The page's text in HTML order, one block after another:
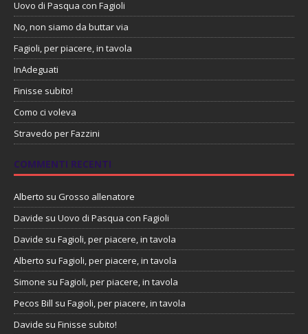
Uovo di Pasqua con Fagioli
No, non siamo da buttar via
Fagioli, per piacere, in tavola
InAdeguati
Finisse subito!
Como ci voleva
Stravedo per Fazzini
COMMENTI RECENTI
Alberto su Grosso allenatore
Davide su Uovo di Pasqua con Fagioli
Davide su Fagioli, per piacere, in tavola
Alberto su Fagioli, per piacere, in tavola
Simone su Fagioli, per piacere, in tavola
Pecos Bill su Fagioli, per piacere, in tavola
Davide su Finisse subito!